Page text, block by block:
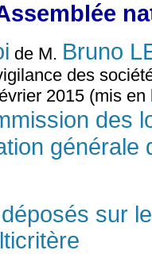
de M. Bruno
des
2015 (mis
des
générale
sur